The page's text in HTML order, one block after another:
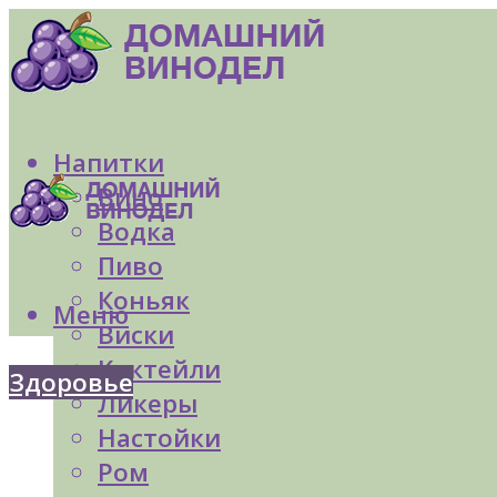
Напитки
Вино
Водка
Пиво
Коньяк
Виски
Коктейли
Ликеры
Настойки
Ром
Меню
Здоровье